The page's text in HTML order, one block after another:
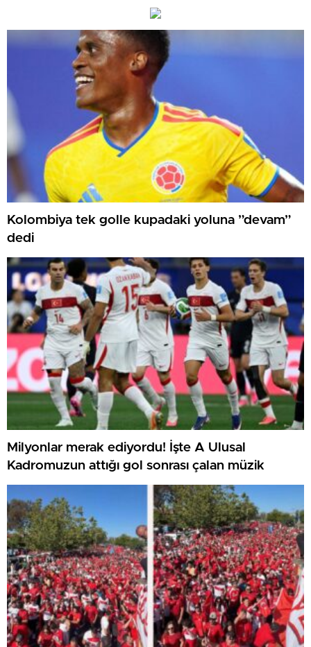
Kolombiya tek golle kupadaki yoluna ”devam”
dedi
Milyonlar merak ediyordu! İşte A Ulusal
Kadromuzun attığı gol sonrası çalan müzik